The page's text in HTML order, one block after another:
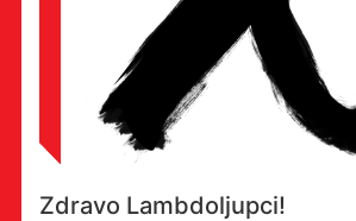
Zdravo Lambdoljupci!